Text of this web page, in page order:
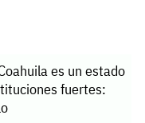
es un estado
fuertes: